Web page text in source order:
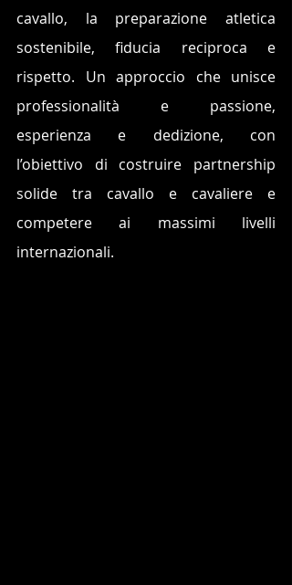
cavallo, la preparazione atletica
sostenibile, fiducia reciproca e
rispetto. Un approccio che unisce
professionalità e passione,
esperienza e dedizione, con
l’obiettivo di costruire partnership
solide tra cavallo e cavaliere e
competere ai massimi livelli
internazionali.